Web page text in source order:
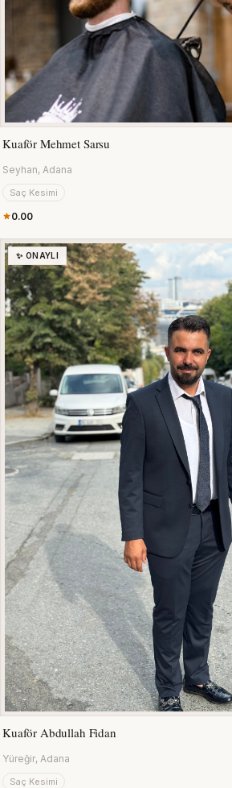
Kuaför Mehmet Sarsu
Seyhan, Adana
Saç Kesimi
0.00
✨ ONAYLI
Kuaför Abdullah Fidan
Yüreğir, Adana
Saç Kesimi